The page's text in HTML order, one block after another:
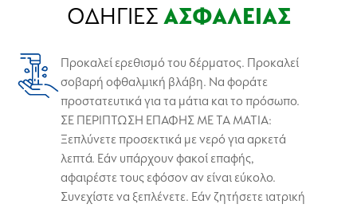
ΟΔΗΓΙΕΣ ΑΣΦΑΛΕΙΑΣ
Προκαλεί ερεθισμό του δέρματος. Προκαλεί
σοβαρή οφθαλμική βλάβη. Να φοράτε
προστατευτικά για τα μάτια και το πρόσωπο.
ΣΕ ΠΕΡΙΠΤΩΣΗ ΕΠΑΦΗΣ ΜΕ ΤΑ ΜΑΤΙΑ:
Ξεπλύνετε προσεκτικά με νερό για αρκετά
λεπτά. Εάν υπάρχουν φακοί επαφής,
αφαιρέστε τους εφόσον αν είναι εύκολο.
Συνεχίστε να ξεπλένετε. Εάν ζητήσετε ιατρική